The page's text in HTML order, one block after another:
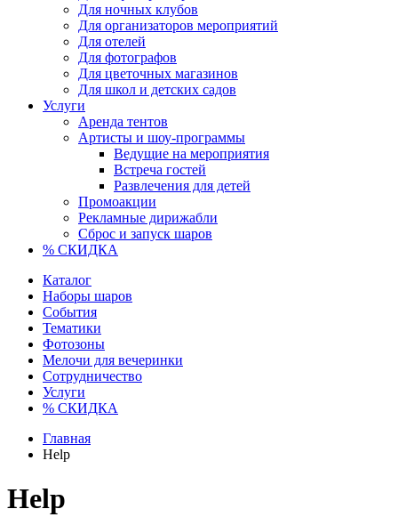
Для ночных клубов
Для организаторов мероприятий
Для отелей
Для фотографов
Для цветочных магазинов
Для школ и детских садов
Услуги
Аренда тентов
Артисты и шоу-программы
Ведущие на мероприятия
Встреча гостей
Развлечения для детей
Промоакции
Рекламные дирижабли
Сброс и запуск шаров
% СКИДКА
Каталог
Наборы шаров
События
Тематики
Фотозоны
Мелочи для вечеринки
Сотрудничество
Услуги
% СКИДКА
Главная
Help
Help